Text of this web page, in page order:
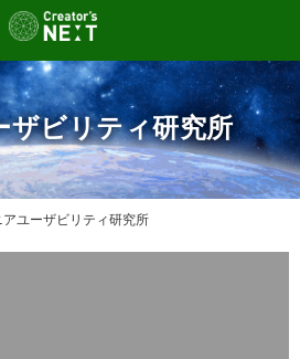
ザビリティ研究所
アユーザビリティ研究所